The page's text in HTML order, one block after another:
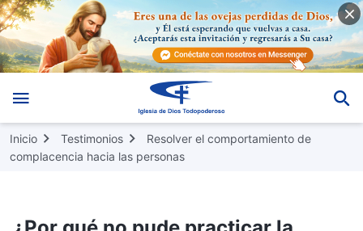
Inicio Testimonios
Resolver el comportamiento de
complacencia hacia las personas